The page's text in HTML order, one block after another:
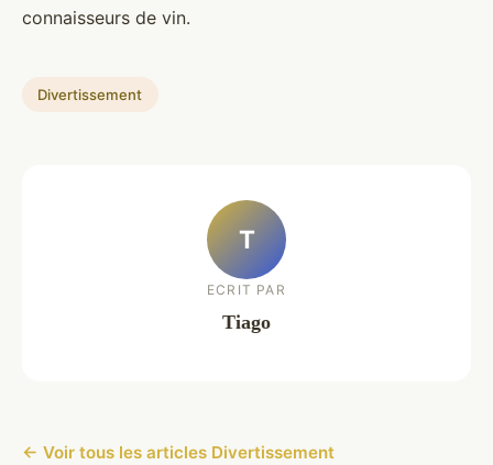
connaisseurs de vin.
Divertissement
T
ECRIT PAR
Tiago
← Voir tous les articles Divertissement